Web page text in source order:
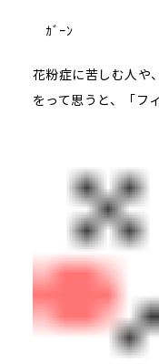
ｶﾞｰﾝ
花粉症に苦しむ人や
をって思うと、「フ